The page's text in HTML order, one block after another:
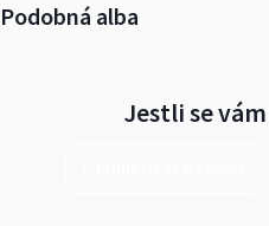
Podobná alba
Jestli se